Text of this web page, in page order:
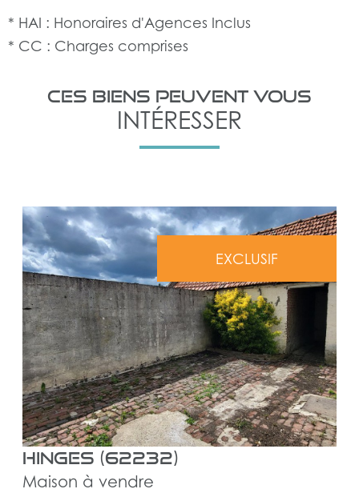
* HAI : Honoraires d'Agences Inclus
* CC : Charges comprises
CES BIENS PEUVENT VOUS
INTÉRESSER
EXCLUSIF
voir le bien
Hinges (62232)
Maison à vendre